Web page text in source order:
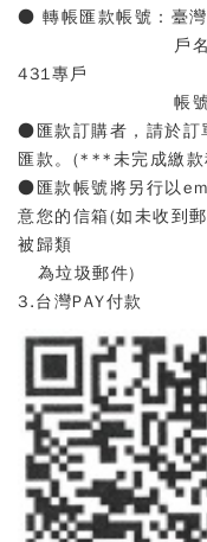
● 轉帳匯款帳號 ： 臺
戶名:矯正機關
431專戶
帳號:027-
● 匯款訂購者，請於
匯款。(***未完成繳
● 匯款帳號將另行以
意您的信箱(如未收到
被歸類
為垃圾郵件)
3.台灣PAY付款